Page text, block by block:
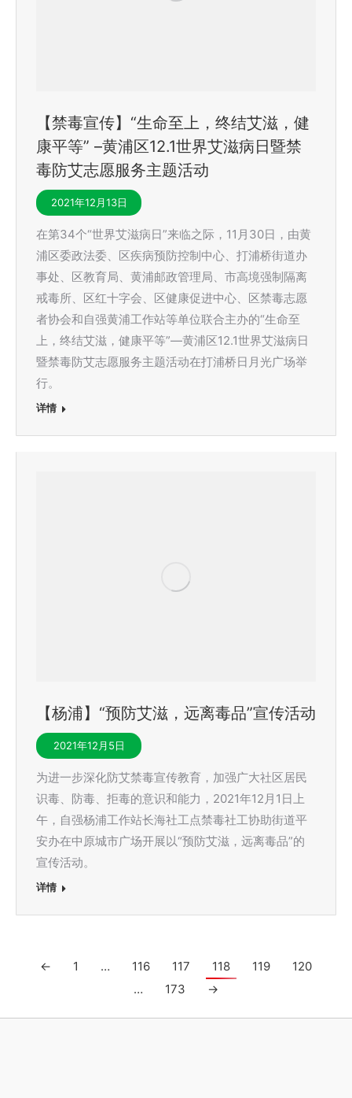
【禁毒宣传】“生命至上，终结艾滋，健
康平等” –黄浦区12.1世界艾滋病日暨禁
毒防艾志愿服务主题活动
2021年12月13日
在第34个“世界艾滋病日”来临之际，11月30日，由黄
浦区委政法委、区疾病预防控制中心、打浦桥街道办
事处、区教育局、黄浦邮政管理局、市高境强制隔离
戒毒所、区红十字会、区健康促进中心、区禁毒志愿
者协会和自强黄浦工作站等单位联合主办的“生命至
上，终结艾滋，健康平等”—黄浦区12.1世界艾滋病日
暨禁毒防艾志愿服务主题活动在打浦桥日月光广场举
行。
详情
【杨浦】“预防艾滋，远离毒品”宣传活动
2021年12月5日
为进一步深化防艾禁毒宣传教育，加强广大社区居民
识毒、防毒、拒毒的意识和能力，2021年12月1日上
午，自强杨浦工作站长海社工点禁毒社工协助街道平
安办在中原城市广场开展以“预防艾滋，远离毒品”的
宣传活动。
详情
← 1 … 116 117 118 119
120
…
173 →